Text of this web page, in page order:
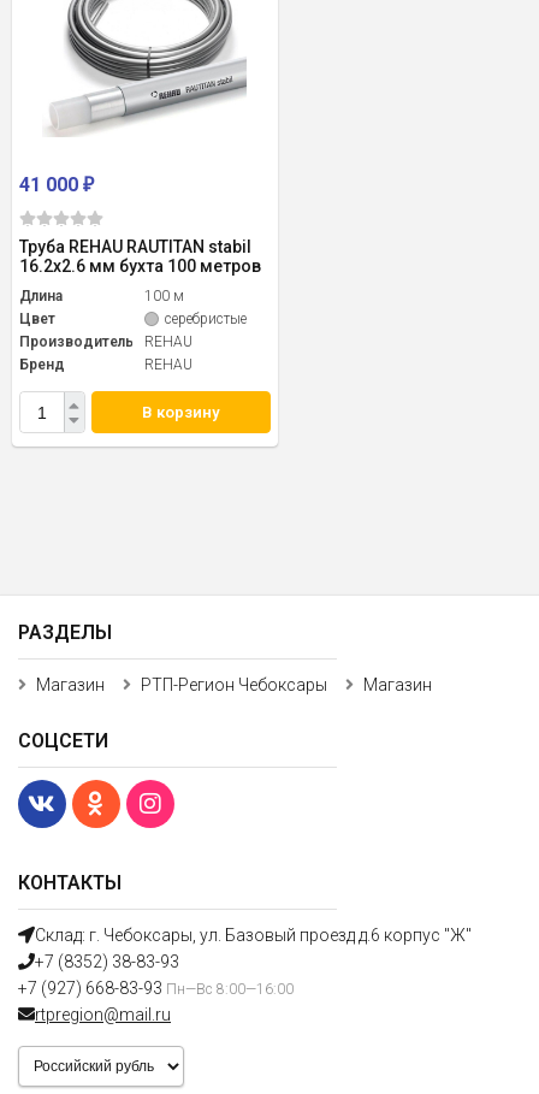
41 000 ₽
Труба REHAU RAUTITAN stabil
16.2x2.6 мм бухта 100 метров
Длина
100 м
Цвет
серебристые
Производитель
REHAU
Бренд
REHAU
В корзину
КОНТАКТЫ
Склад: г. Чебоксары, ул. Базовый проезд д.6 корпус "Ж"
+7 (8352) 38-83-93
+7 (927) 668-83-93 Пн—Вс 8:00—16:00
rtpregion@mail.ru
РАЗДЕЛЫ
Магазин РТП-Регион Чебоксары Магазин
СОЦСЕТИ